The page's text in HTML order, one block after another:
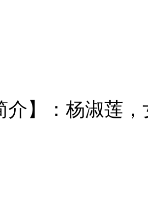
介】：杨淑莲